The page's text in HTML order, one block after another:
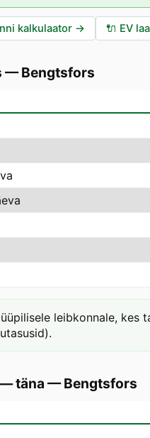
kalkulaator → 🔌 EV
—Bengtsfors
leibkonnale, kes
täna —Bengtsfors